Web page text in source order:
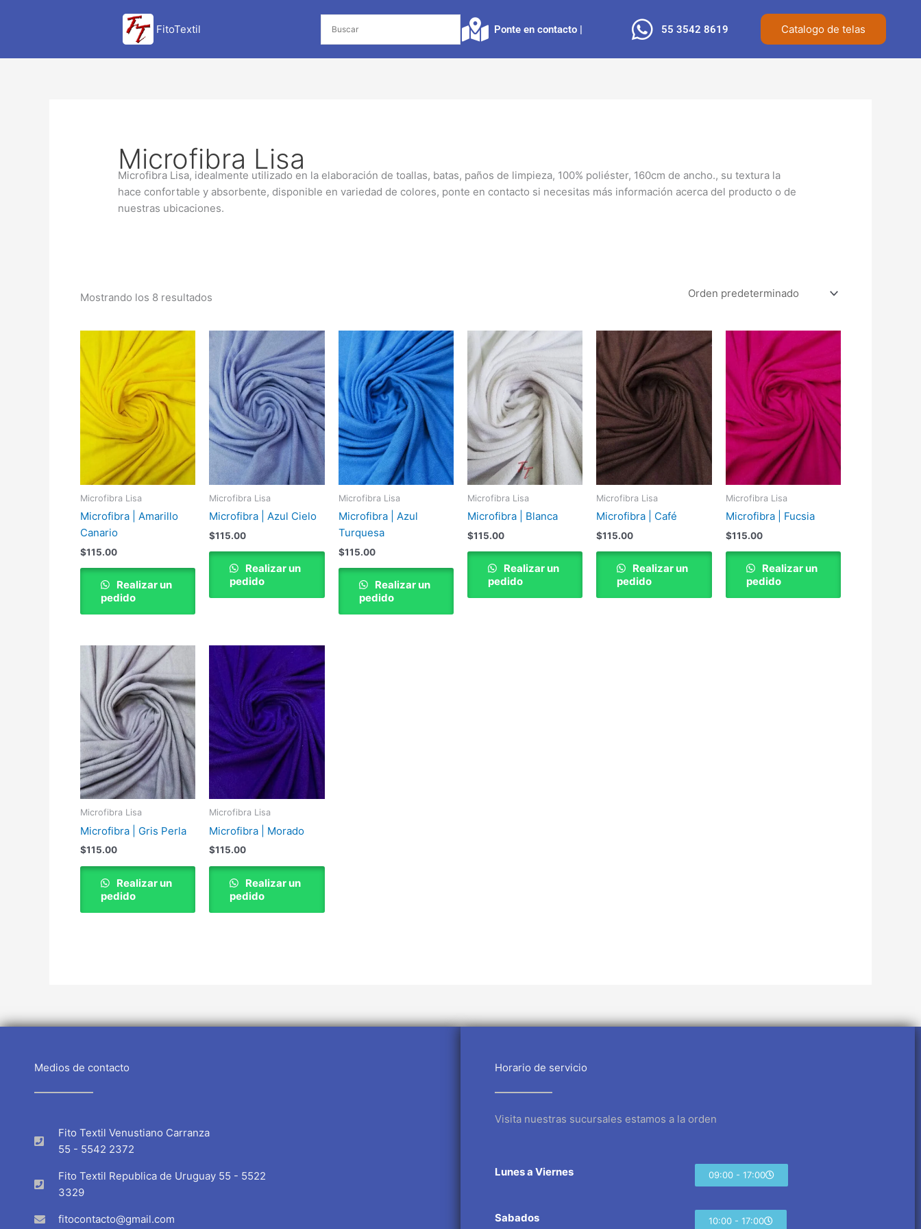
FitoTextil Ponte en contacto |​ 55 3542 8619 Catalogo de telas
Microfibra Lisa
Microfibra Lisa, idealmente utilizado en la elaboración de toallas, batas, paños de limpieza, 100% poliéster, 160cm de ancho., su textura la
hace confortable y absorbente, disponible en variedad de colores, ponte en contacto si necesitas más información acerca del producto o de
nuestras ubicaciones.
Mostrando los 8 resultados
Microfibra Lisa
Microfibra | Amarillo
Canario
$115.00
Realizar un
pedido
Microfibra Lisa
Microfibra | Azul Cielo
$115.00
Realizar un
pedido
Microfibra Lisa
Microfibra | Azul
Turquesa
$115.00
Realizar un
pedido
Microfibra Lisa
Microfibra | Blanca
$115.00
Realizar un
pedido
Microfibra Lisa
Microfibra | Café
$115.00
Realizar un
pedido
Microfibra Lisa
Microfibra | Fucsia
$115.00
Realizar un
pedido
Microfibra Lisa
Microfibra | Gris Perla
$115.00
Realizar un
pedido
Microfibra Lisa
Microfibra | Morado
$115.00
Realizar un
pedido
Medios de contacto
Fito Textil Venustiano Carranza
55 - 5542 2372
Fito Textil Republica de Uruguay 55 - 5522
3329
fitocontacto@gmail.com
Horario de servicio
Visita nuestras sucursales estamos a la orden
Lunes a Viernes 09:00 - 17:00
Sabados 10:00 - 17:00